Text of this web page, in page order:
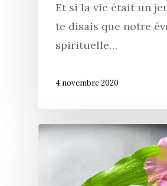
Et si la vie était un
te disais que notre
spirituelle…
4 novembre 2020